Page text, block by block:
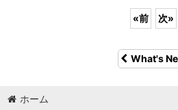
«前 次»
What's
ホーム